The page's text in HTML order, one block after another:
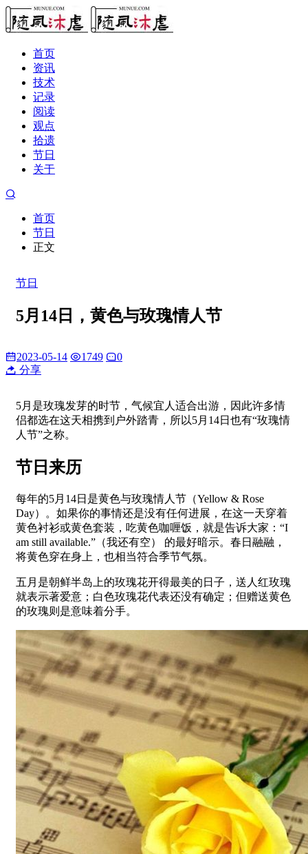
首页
资讯
技术
记录
阅读
观点
拾遗
节日
关于
首页
节日
正文
节日
5月14日，黄色与玫瑰情人节
2023-05-14 1749
0
分享
5月是玫瑰发芽的时节，气候宜人适合出游，因此许多情
侣都选在这天相携到户外踏青，所以5月14日也有“玫瑰情
人节”之称。
节日来历
每年的5月14日是黄色与玫瑰情人节（Yellow & Rose
Day）。如果你的事情还是没有任何进展，在这一天穿着
黄色衬衫或黄色套装，吃黄色咖喱饭，就是告诉大家：“I
am still available.”（我还有空） 的最好暗示。春日融融，
将黄色穿在身上，也相当符合季节气氛。
五月是朝鲜半岛上的玫瑰花开得最美的日子，送人红玫瑰
就表示著爱意；白色玫瑰花代表还没有确定；但赠送黄色
的玫瑰则是意味着分手。